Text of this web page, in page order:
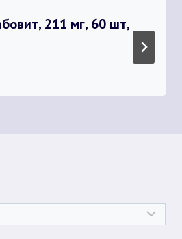
211 мг, 60 шт,